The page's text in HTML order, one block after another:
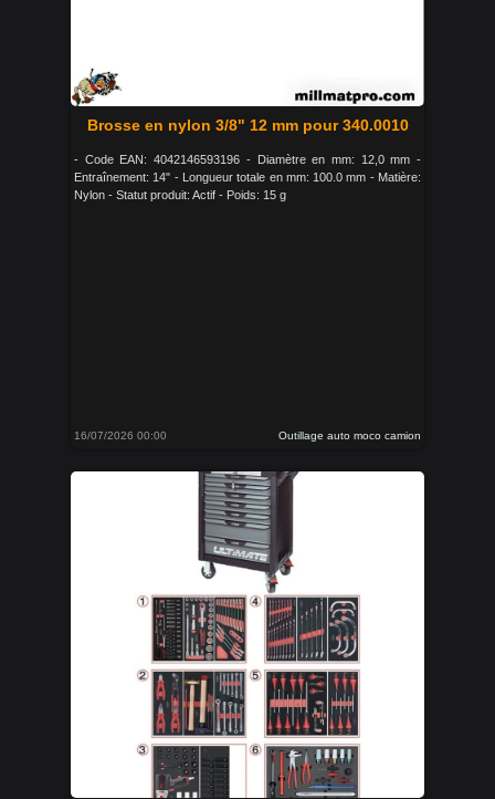
Brosse en nylon 3/8" 12 mm pour 340.0010
- Code EAN: 4042146593196 - Diamètre en mm: 12,0 mm -
Entraînement: 14" - Longueur totale en mm: 100.0 mm - Matière:
Nylon - Statut produit: Actif - Poids: 15 g
16/07/2026 00:00 Outillage auto moco camion